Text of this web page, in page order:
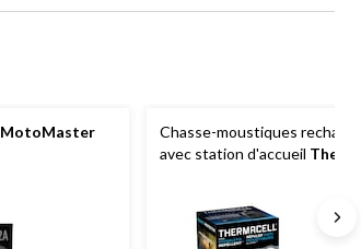
MotoMaster
Chasse-moustiques
avec station d'accueil